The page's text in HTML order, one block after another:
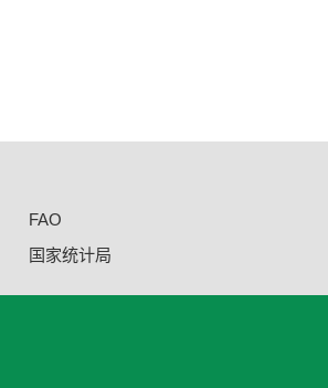
FAO
国家统计局